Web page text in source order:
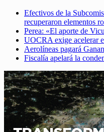
Efectivos de la
recuperaron elementos
Perea: «El aporte de
UOCRA exige acelerar
Aerolíneas pagará
Fiscalía apelará la